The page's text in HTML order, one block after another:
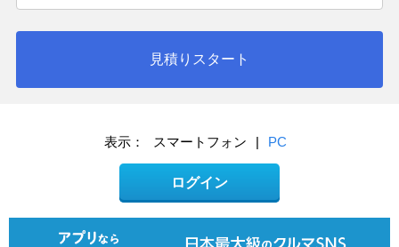
見積りスタート
表示： スマートフォン | PC
ログイン